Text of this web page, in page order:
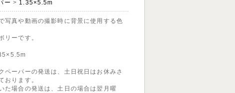
ー > 1.35×5.5m
写真や動画の撮影時に背景に使用する色
リーです。
ペーパーの発送は、土日祝日はお休みさ
おります。
た場合の発送は、土日の場合は翌月曜